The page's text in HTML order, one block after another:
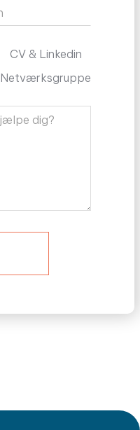
CV & Linkedin
Netværksgruppe